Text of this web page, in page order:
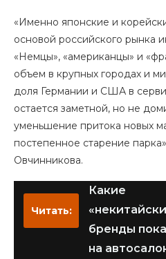
«Именно японские и
основой российского рынка
«Немцы», «американцы» и
объем в крупных городах и
доля Германии и США в
остается заметной, но не
уменьшение притока новых
постепенное старение
Овчинникова.
Читать:
Какие
бренды
на